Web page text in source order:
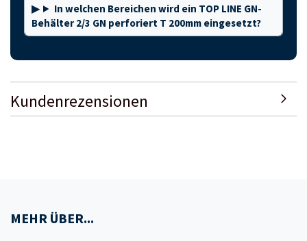
In welchen Bereichen wird ein TOP LINE GN-
Behälter 2/3 GN perforiert T 200mm eingesetzt?
Kundenrezensionen
MEHR ÜBER...